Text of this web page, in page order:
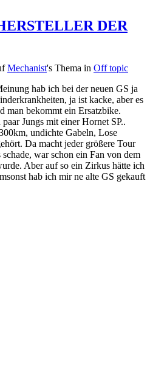
DER
Mechanist's Thema in Off topic
hab ich bei der neuen GS ja
ja ist kacke, aber es
man bekommt ein Ersatzbike.
Jungs mit einer Hornet SP..
undichte Gabeln, Lose
Da macht jeder größere Tour
war schon ein Fan von dem
Aber auf so ein Zirkus hätte ich
hab ich mir ne alte GS gekauft